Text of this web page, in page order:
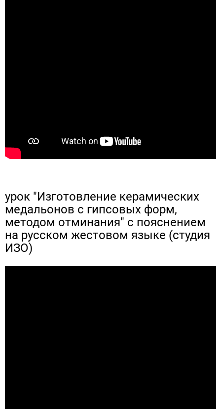
урок "Изготовление керамических
медальонов с гипсовых форм,
методом отминания" с пояснением
на русском жестовом языке (студия
ИЗО)